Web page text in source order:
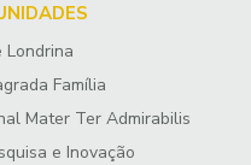
Londrina
Família
Mater Ter Admirabilis
e Inovação